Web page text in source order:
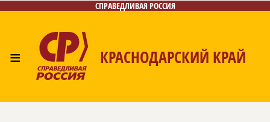
СПРАВЕДЛИВАЯ РОССИЯ
≡ КРАСНОДАРСКИЙ КРАЙ